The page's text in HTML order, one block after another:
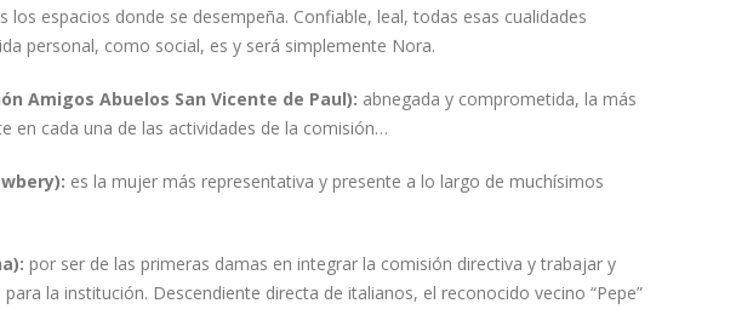
espacios donde se desempeña. Confiable, leal, todas esas cualidades
personal, como social, es y será simplemente Nora.
Amigos Abuelos San Vicente de Paul): abnegada y comprometida, la más
en cada una de las actividades de la comisión…
es la mujer más representativa y presente a lo largo de muchísimos
por ser de las primeras damas en integrar la comisión directiva y trabajar y
la institución. Descendiente directa de italianos, el reconocido vecino “Pepe”